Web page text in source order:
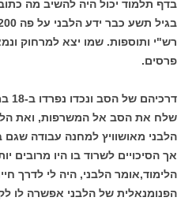
בדף תלמוד יכול היה להשיב מה
רש"י ותוספות. שמו יצא למרחוק
פרסים.
שלח את הסב אל המשרפות, ואת
הלבני מאושוויץ למחנה עבודה שגם
אך הסיכויים לשרוד בו היו מרובים
הלימוד,אומר הלבני, היה לי לדרך
הפנומנאלית של הלבני אפשרה לו